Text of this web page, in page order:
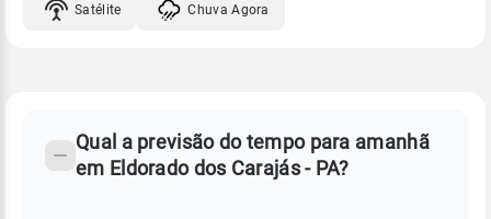
Satélite Chuva Agora
Perguntas
Qual a previsão do tempo para amanhã
em Eldorado dos Carajás - PA?